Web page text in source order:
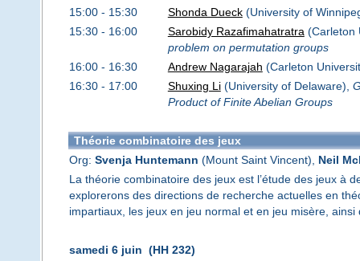
15:00 - 15:30
Shonda Dueck(University of
15:30 - 16:00
Sarobidy Razafimahatratra (Carleton
problem on permutation groups
16:00 - 16:30
Andrew Nagarajah (Carleton
16:30 - 17:00
Shuxing Li(University of Delaware),
Product of Finite Abelian Groups
Théorie combinatoire des jeux
Org: Svenja Huntemann (Mount Saint Vincent), Neil
La théorie combinatoire des jeux est l’étude des jeux à
explorerons des directions de recherche actuelles en
impartiaux, les jeux en jeu normal et en jeu misère,
samedi 6 juin (HH 232)